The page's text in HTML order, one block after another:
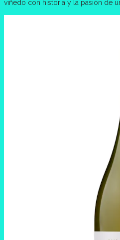
viñedo con historia y la pasión de